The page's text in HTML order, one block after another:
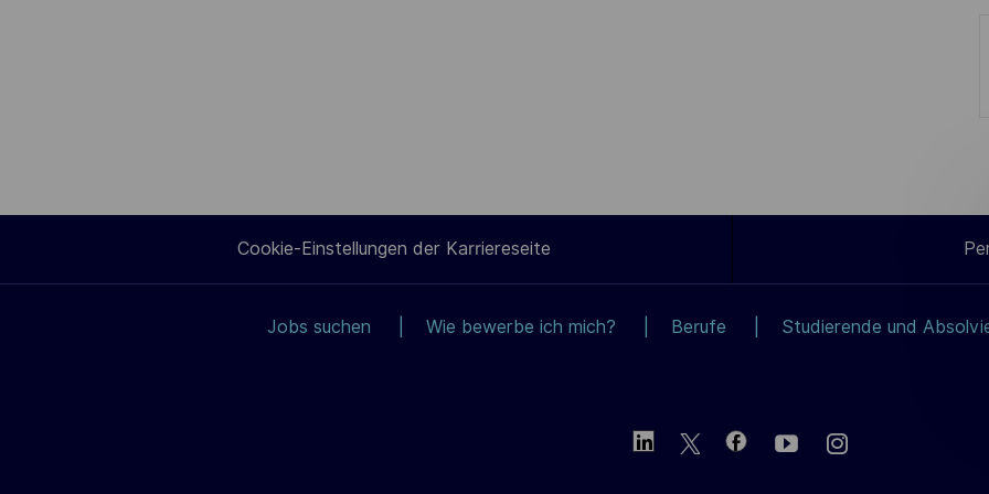
Cookie-Einstellungen der Karriereseite
Jobs suchen Wie bewerbe ich mich? Berufe Studierende und